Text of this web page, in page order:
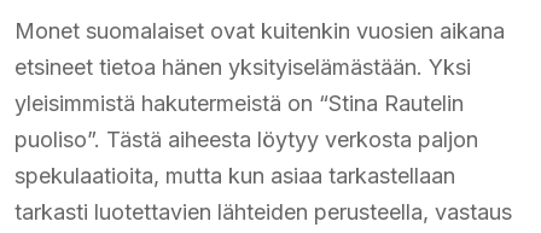
Monet suomalaiset ovat kuitenkin vuosien aikana
etsineet tietoa hänen yksityiselämästään. Yksi
yleisimmistä hakutermeistä on “Stina Rautelin
puoliso”. Tästä aiheesta löytyy verkosta paljon
spekulaatioita, mutta kun asiaa tarkastellaan
tarkasti luotettavien lähteiden perusteella, vastaus